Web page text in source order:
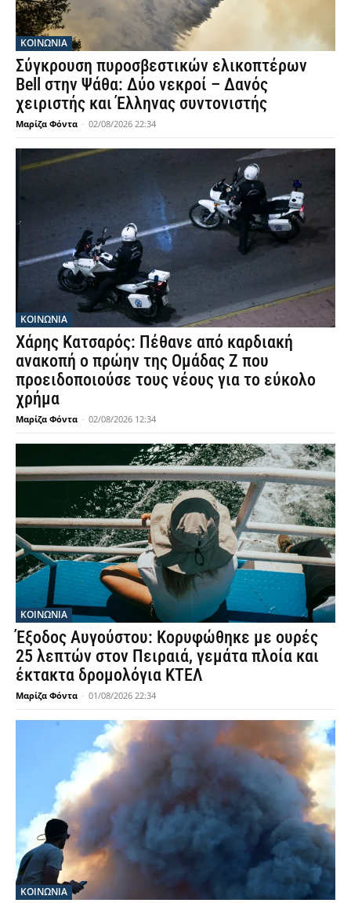
ΚΟΙΝΩΝΙΑ
Σύγκρουση πυροσβεστικών ελικοπτέρων
Bell στην Ψάθα: Δύο νεκροί – Δανός
χειριστής και Έλληνας συντονιστής
Μαρίζα Φόντα - 02/08/2026 22:34
ΚΟΙΝΩΝΙΑ
Χάρης Κατσαρός: Πέθανε από καρδιακή
ανακοπή ο πρώην της Ομάδας Ζ που
προειδοποιούσε τους νέους για το εύκολο
χρήμα
Μαρίζα Φόντα - 02/08/2026 12:34
ΚΟΙΝΩΝΙΑ
Έξοδος Αυγούστου: Κορυφώθηκε με ουρές
25 λεπτών στον Πειραιά, γεμάτα πλοία και
έκτακτα δρομολόγια ΚΤΕΛ
Μαρίζα Φόντα - 01/08/2026 22:34
ΚΟΙΝΩΝΙΑ